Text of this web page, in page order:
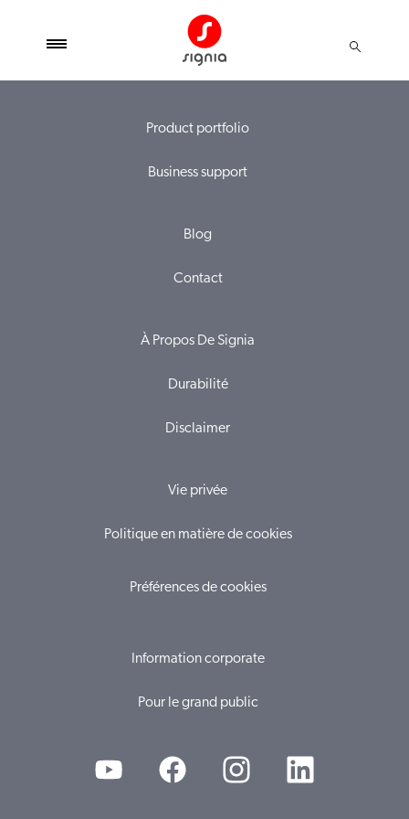
Product portfolio
Business support
Blog
Contact
À Propos De Signia
Durabilité
Disclaimer
Vie privée
Politique en matière de cookies
Préférences de cookies
Information corporate
Pour le grand public